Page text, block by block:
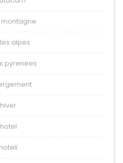
alpes
pyrenees
hiver
hotel
hoteli